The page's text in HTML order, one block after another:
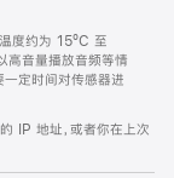
度约为 15ºC 至
高音量播放音频等情
定时间对传感器进
IP 地址，或者你在上次